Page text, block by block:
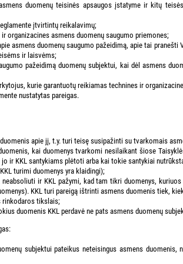
duomenų teisinės apsaugos įstatyme ir kitų
įtvirtintų reikalavimų;
organizacines asmens duomenų saugumo priemones;
asmens duomenų saugumo pažeidimą, apie tai
ir laisvėms;
pažeidimą duomenų subjektui, kai dėl asmens
kurie garantuotų reikiamas technines ir
nustatytas pareigas.
apie jį, t.y. turi teisę susipažinti su tvarkomais
kai duomenys tvarkomi nesilaikant šiose
ir KKL santykiams plėtoti arba kai tokie santykiai
turimi duomenys yra klaidingi);
ir KKL pažymi, kad tam tikri duomenys,
KKL turi pareigą ištrinti asmens duomenis tiek,
rinkodaros tikslais;
duomenis KKL perdavė ne pats asmens duomenų
subjektui pateikus neteisingus asmens